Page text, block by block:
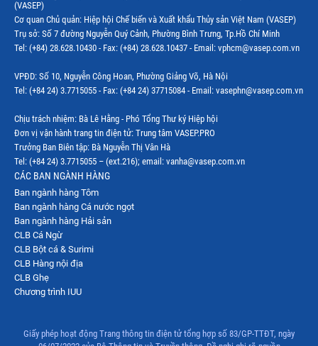
(VASEP)
Cơ quan Chủ quản: Hiệp hội Chế biến và Xuất khẩu Thủy sản Việt Nam (VASEP)
Trụ sở: Số 7 đường Nguyễn Quý Cảnh, Phường Bình Trưng, Tp.Hồ Chí Minh
Tel: (+84) 28.628.10430 - Fax: (+84) 28.628.10437 - Email: vphcm@vasep.com.vn
VPĐD: Số 10, Nguyễn Công Hoan, Phường Giảng Võ, Hà Nội
Tel: (+84 24) 3.7715055 - Fax: (+84 24) 37715084 - Email: vasephn@vasep.com.vn
Chịu trách nhiệm: Bà Lê Hằng - Phó Tổng Thư ký Hiệp hội
Đơn vị vận hành trang tin điện tử: Trung tâm VASEP.PRO
Trưởng Ban Biên tập: Bà Nguyễn Thị Vân Hà
Tel: (+84 24) 3.7715055 – (ext.216); email: vanha@vasep.com.vn
CÁC BAN NGÀNH HÀNG
Ban ngành hàng Tôm
Ban ngành hàng Cá nước ngọt
Ban ngành hàng Hải sản
CLB Cá Ngừ
CLB Bột cá & Surimi
CLB Hàng nội địa
CLB Ghẹ
Chương trình IUU
Giấy phép hoạt động Trang thông tin điện tử tổng hợp số 83/GP-TTĐT, ngày